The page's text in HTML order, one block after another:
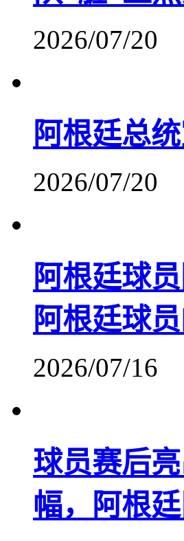
2026/07/20
阿根廷总
2026/07/20
阿根廷球
阿根廷球
2026/07/16
球员赛后
幅，阿根